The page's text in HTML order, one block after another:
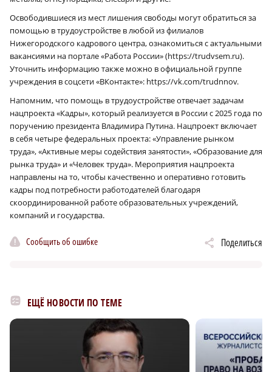
Освободившиеся из мест лишения свободы могут обратиться за
помощью в трудоустройстве в любой из филиалов
Нижегородского кадрового центра, ознакомиться с актуальными
вакансиями на портале «Работа России» (https://trudvsem.ru).
Уточнить информацию также можно в официальной группе
учреждения в соцсети «ВКонтакте»: https://vk.com/trudnnov.
Напомним, что помощь в трудоустройстве отвечает задачам
нацпроекта «Кадры», который реализуется в России с 2025 года по
поручению президента Владимира Путина. Нацпроект включает
в себя четыре федеральных проекта: «Управление рынком
труда», «Активные меры содействия занятости», «Образование для
рынка труда» и «Человек труда». Мероприятия нацпроекта
направлены на то, чтобы качественно и оперативно готовить
кадры под потребности работодателей благодаря
скоординированной работе образовательных учреждений,
компаний и государства.
Сообщить об ошибке Поделиться
ЕЩЁ НОВОСТИ ПО ТЕМЕ